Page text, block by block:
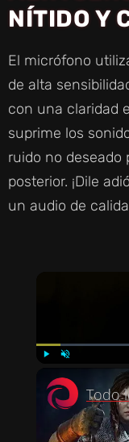
NÍTIDO Y
El micrófono
de alta
con una claridad
suprime los
ruido no deseado
posterior. ¡Dile
un audio de